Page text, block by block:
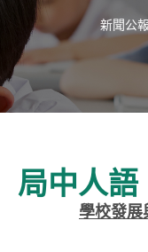
新聞公
局中人語
學校發